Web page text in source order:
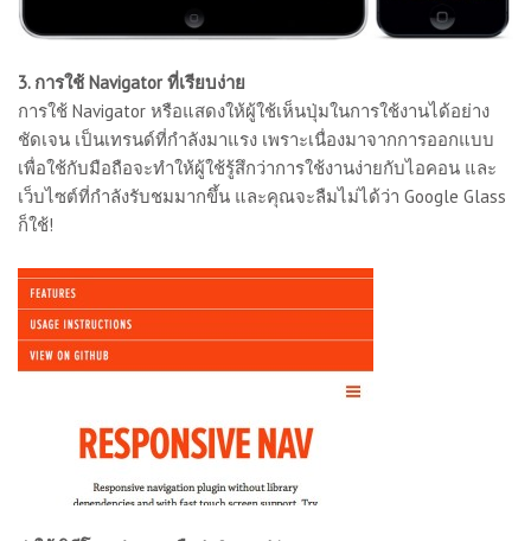
3. การใช้ Navigator ที่เรียบง่าย
การใช้ Navigator หรือแสดงให้ผู้ใช้เห็นปุ่มในการใช้งานได้อย่าง
ชัดเจน เป็นเทรนด์ที่กำลังมาแรง เพราะเนื่องมาจากการออกแบบ
เพื่อใช้กับมือถือจะทำให้ผู้ใช้รู้สึกว่าการใช้งานง่ายกับไอคอน และ
เว็บไซต์ที่กำลังรับชมมากขึ้น และคุณจะลืมไม่ได้ว่า Google Glass
ก็ใช้!